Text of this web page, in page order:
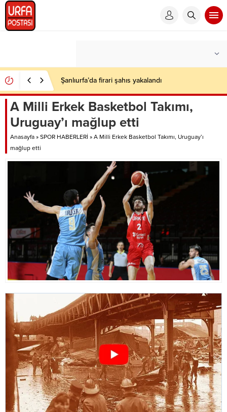
Şanlıurfa’da firari şahıs yakalandı
A Milli Erkek Basketbol Takımı,
Uruguay’ı mağlup etti
Anasayfa » SPOR HABERLERİ » A Milli Erkek Basketbol Takımı, Uruguay’ı
mağlup etti